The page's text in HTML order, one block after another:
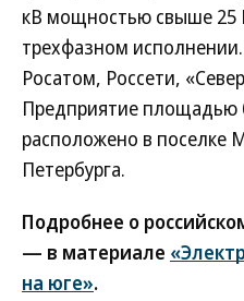
кВ мощностью свыше 25
трехфазном
Росатом, Россети,
Предприятие площадью
расположено в поселке
Петербурга.
Подробнее о
— в материале
на юге».